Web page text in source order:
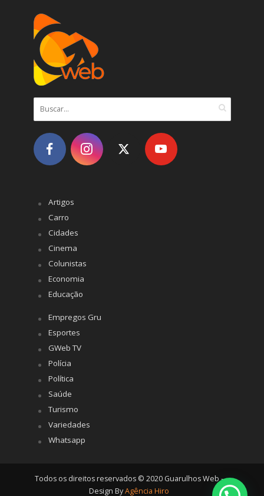
Artigos
Carro
Cidades
Cinema
Colunistas
Economia
Educação
Empregos Gru
Esportes
GWeb TV
Polícia
Política
Saúde
Turismo
Variedades
Whatsapp
Todos os direitos reservados © 2020 Guarulhos Web -
Design ByAgência Hiro